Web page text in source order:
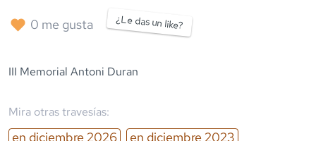
0 me gusta ¿Le das un like?
III Memorial Antoni Duran
Mira otras travesías:
en diciembre 2026 en diciembre 2023